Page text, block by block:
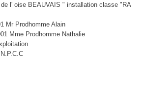
l' oise BEAUVAIS " installation classe "RA
Mr Prodhomme Alain
Mme Prodhomme Nathalie